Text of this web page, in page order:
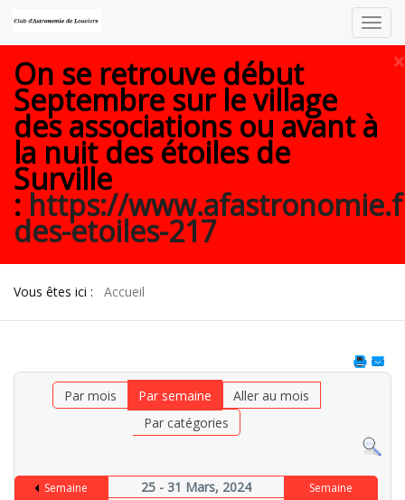
×
On se retrouve début
Septembre sur le village
des associations ou avant à
la nuit des étoiles de
Surville
: https://
des-etoiles-217
Vous êtes ici : Accueil
Par mois Par semaine
Aller au mois
Par catégories
Semaine
25 - 31 Mars, 2024
Semaine